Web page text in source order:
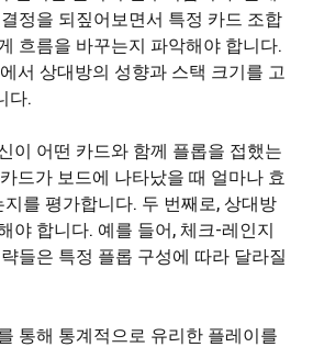
정을 되짚어보면서 특정 카드 조합
흐름을 바꾸는지 파악해야 합니다.
서 상대방의 성향과 스택 크기를 고
다.
이 어떤 카드와 함께 플롭을 접했는
드가 보드에 나타났을 때 얼마나 효
를 평가합니다. 두 번째로, 상대방
야 합니다. 예를 들어, 체크-레인지
들은 특정 플롭 구성에 따라 달라질
통해 통계적으로 유리한 플레이를